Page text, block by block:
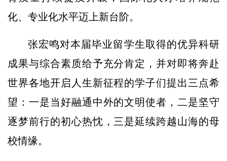
化、专业化水平迈上新台阶。
张宏鸣对本届毕业留学生取得的优异科研
成果与综合素质给予充分肯定，并对即将奔赴
世界各地开启人生新征程的学子们提出三点希
望：一是当好融通中外的文明使者，二是坚守
逐梦前行的初心热忱，三是延续跨越山海的母
校情缘。